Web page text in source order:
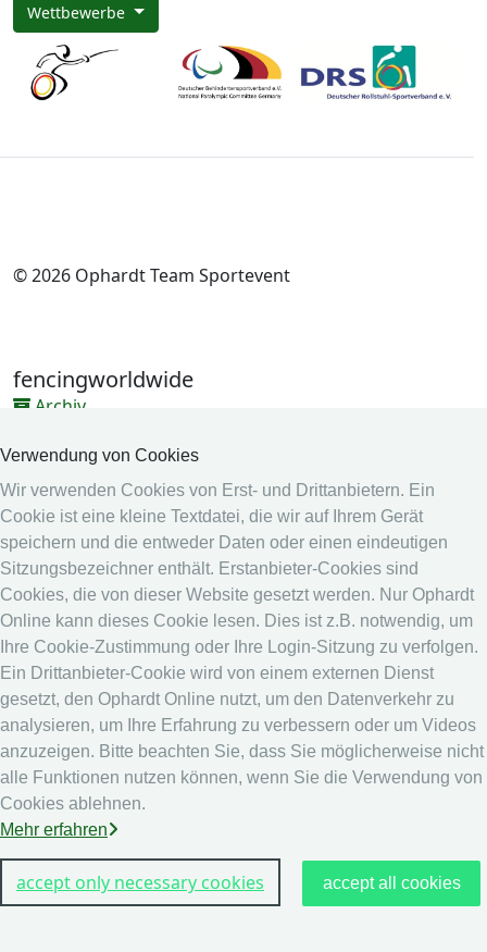
Verwendung von Cookies
Wir verwenden Cookies von Erst- und Drittanbietern. Ein
Cookie ist eine kleine Textdatei, die wir auf Ihrem Gerät
speichern und die entweder Daten oder einen eindeutigen
Sitzungsbezeichner enthält. Erstanbieter-Cookies sind
Cookies, die von dieser Website gesetzt werden. Nur Ophardt
Online kann dieses Cookie lesen. Dies ist z.B. notwendig, um
Ihre Cookie-Zustimmung oder Ihre Login-Sitzung zu verfolgen.
Ein Drittanbieter-Cookie wird von einem externen Dienst
gesetzt, den Ophardt Online nutzt, um den Datenverkehr zu
analysieren, um Ihre Erfahrung zu verbessern oder um Videos
anzuzeigen. Bitte beachten Sie, dass Sie möglicherweise nicht
alle Funktionen nutzen können, wenn Sie die Verwendung von
Cookies ablehnen.
Mehr erfahren
accept only necessary cookies accept all cookies
Wettbewerbe
© 2026 Ophardt Team Sportevent
fencingworldwide
Archiv
Online System
Online System
Kalender
Rangliste
Rechtshinweis
Datenschutz
Impressum
andere
Live Ergebnisse: Fechten